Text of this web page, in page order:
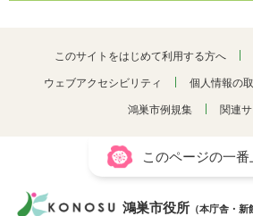
このサイトをはじめて利用する方へ
ウェブアクセシビリティ 個人情報の
鴻巣市例規集 関連サ
このページの一番
鴻巣市役所 （本庁舎・新